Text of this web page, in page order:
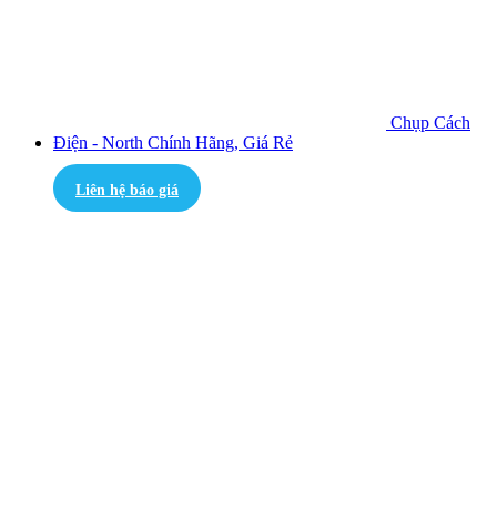
Chụp Cách
Điện - North Chính Hãng, Giá Rẻ
Liên hệ báo giá